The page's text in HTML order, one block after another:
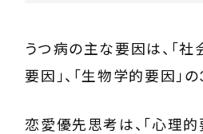
うつ病の主な要因は、「社
要因」、「生物学的要因」の
恋愛優先思考は、「心理的